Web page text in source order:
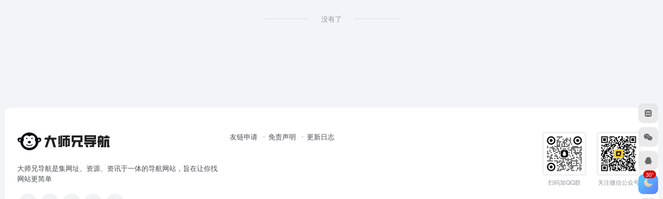
没有了
大师兄导航是集网址、资源、资讯于一体的导航网站，旨在让你找
网站更简单
友链申请 免责声明 更新日志
扫码加QQ群 关注微信公众号
30°